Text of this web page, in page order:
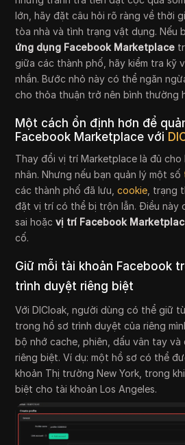
lớn, hãy đặt câu hỏi rõ ràng về thời
tòa nhà và tình trạng vật dụng. Nếu
ứng dụng Facebook Marketplace
giữa các thành phố, hãy kiểm tra kỹ
nhắn. Bước nhỏ này có thể ngăn
cho thỏa thuận trở nên bình thường
Một cách ổn định hơn để
Facebook Marketplace với
Thay đổi vị trí Marketplace là đủ
nhân. Nhưng nếu bạn quản lý một số
các thành phố đã lưu,cookie , trạng
đặt vị trí có thể bị trộn lẫn. Điều này
sai hoặcvị trí Facebook
cố.
Giữ mỗi tài khoản Facebook
trình duyệt riêng biệt
Với DICloak, người dùng có thể giữ
trong hồ sơ trình duyệt của riêng
bộ nhớ cache, phiên, dấu vân tay
riêng biệt. Ví dụ: một hồ sơ có thể
khoản Thị trường New York, trong
biệt cho tài khoản Los Angeles.